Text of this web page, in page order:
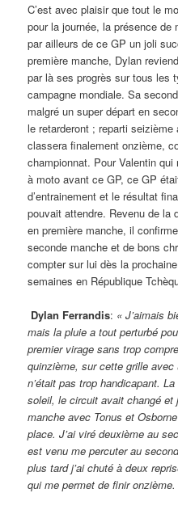
C’est avec plaisir que tout le
pour la journée, la présence
par ailleurs de ce GP un joli
première manche, Dylan
par là ses progrès sur tous les
campagne mondiale. Sa
malgré un super départ en
le retarderont ; reparti
classera finalement onzième,
championnat. Pour Valentin qui
à moto avant ce GP, ce GP
d’entrainement et le résultat
pouvait attendre. Revenu de la
en première manche, il
seconde manche et de bons
compter sur lui dès la
semaines en République
Dylan Ferrandis: « J’aimais
mais la pluie a tout perturbé
premier virage sans trop
quinzième, sur cette grille
n’était pas trop handicapant.
soleil, le circuit avait changé et
manche avec Tonus et
place. J’ai viré deuxième au
est venu me percuter au
plus tard j’ai chuté à deux
qui me permet de finir onzième.